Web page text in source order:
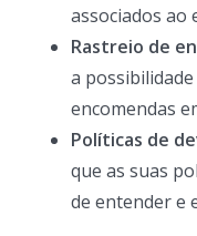
associados ao
Rastreio de
a
encomendas
Políticas de
que as suas
de entender e